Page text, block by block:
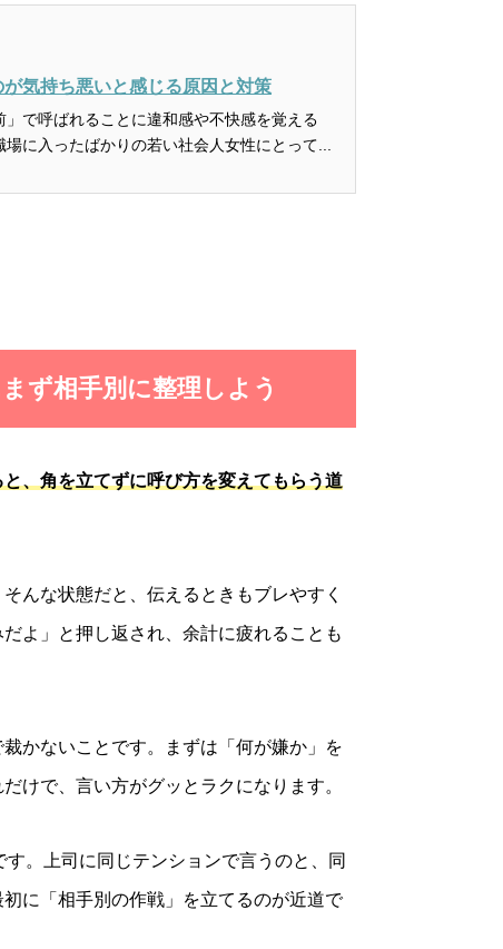
気持ち悪いと感じる原因と対策
で呼ばれることに違和感や不快感を覚える
に入ったばかりの若い社会人女性にとって...
ず相手別に整理しよう
、角を立てずに呼び方を変えてもらう道
んな状態だと、伝えるときもブレやすく
よ」と押し返され、余計に疲れることも
かないことです。まずは「何が嫌か」を
けで、言い方がグッとラクになります。
す。上司に同じテンションで言うのと、同
に「相手別の作戦」を立てるのが近道で